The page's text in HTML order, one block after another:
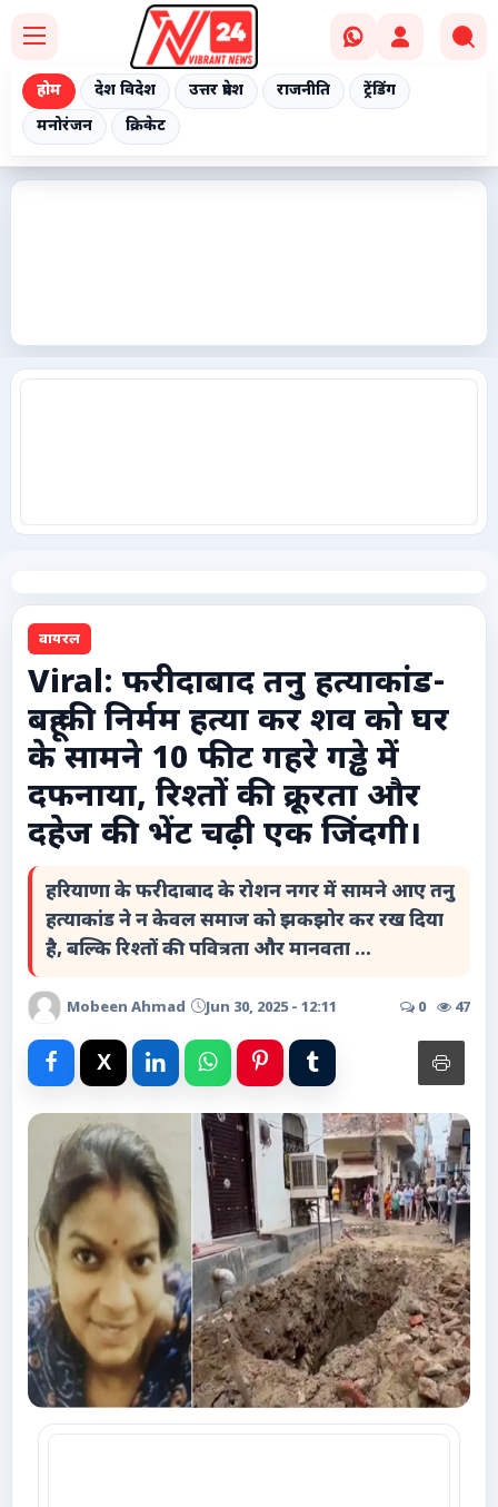
होम देश विदेश उत्तर प्रदेश राजनीति
ट्रेंडिंग
मनोरंजन
क्रिकेट
ट्रेंडिंग
टेक्नोलॉजी / गैजेट्स
लाइफस्टाइल
वायरल
स्पेशल
साहित्य
विशेष लेख
धर्म और अध्यात्म
Advertise with Us
Events
Gallery
Videos
Contacts
वायरल
Viral: फरीदाबाद तनु हत्याकांड-
बहू की निर्मम हत्या कर शव को घर
के सामने 10 फीट गहरे गड्ढे में
दफनाया, रिश्तों की क्रूरता और
दहेज की भेंट चढ़ी एक जिंदगी।
हरियाणा के फरीदाबाद के रोशन नगर में सामने आए तनु
हत्याकांड ने न केवल समाज को झकझोर कर रख दिया
है, बल्कि रिश्तों की पवित्रता और मानवता ...
Mobeen Ahmad Jun 30, 2025 - 12:11 0 47